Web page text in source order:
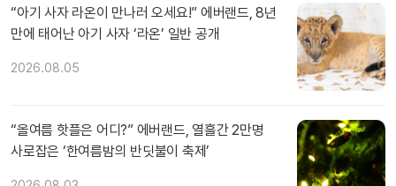
“아기 사자 라온이 만나러 오세요!” 에버랜드, 8년
만에 태어난 아기 사자 ‘라온’ 일반 공개
2026.08.05
“올여름 핫플은 어디?” 에버랜드, 열흘간 2만명
사로잡은 ‘한여름밤의 반딧불이 축제’